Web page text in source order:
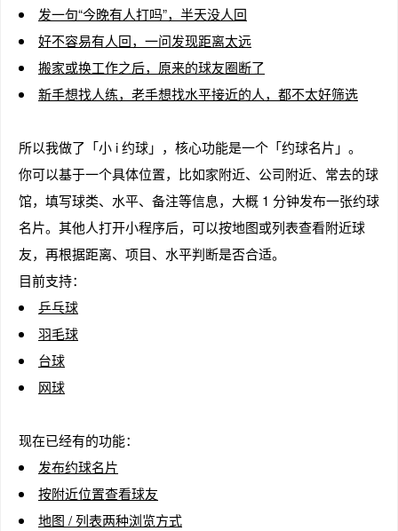
发一句“今晚有人打吗”，半天没人回
好不容易有人回，一问发现距离太远
搬家或换工作之后，原来的球友圈断了
新手想找人练，老手想找水平接近的人，都不太好筛选
所以我做了「小 i 约球」，核心功能是一个「约球名片」。
你可以基于一个具体位置，比如家附近、公司附近、常去的球
馆，填写球类、水平、备注等信息，大概 1 分钟发布一张约球
名片。其他人打开小程序后，可以按地图或列表查看附近球
友，再根据距离、项目、水平判断是否合适。
目前支持：
乒乓球
羽毛球
台球
网球
现在已经有的功能：
发布约球名片
按附近位置查看球友
地图 / 列表两种浏览方式